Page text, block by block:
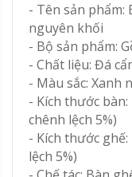
- Tên sản phẩm:
nguyên khối
- Bộ sản phẩm:
- Chất liệu: Đá
- Màu sắc: Xanh
- Kích thước
chênh lệch 5%)
- Kích thước
lệch 5%)